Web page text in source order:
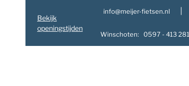
Bekijk
openingstijden
info@meijer-fietsen.nl
Winschoten: 0597 - 413 281